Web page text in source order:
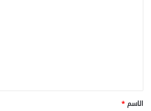
*
الاسم*